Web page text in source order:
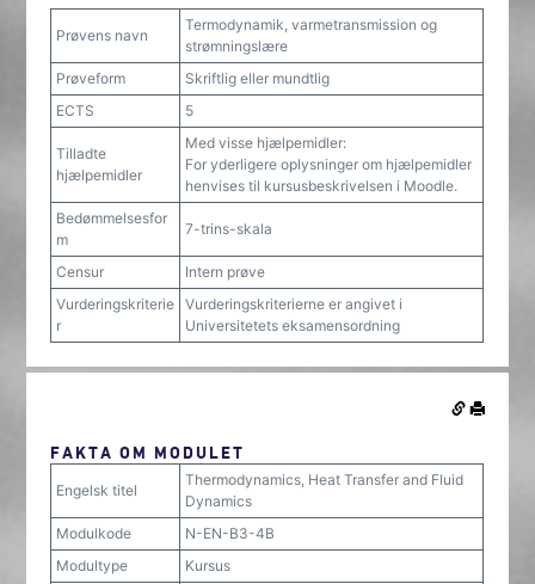
Prøvens navn
Termodynamik, varmetransmission og
strømningslære
Prøveform
Skriftlig eller mundtlig
ECTS
5
Tilladte
hjælpemidler
Med visse hjælpemidler:
For yderligere oplysninger om hjælpemidler
henvises til kursusbeskrivelsen i Moodle.
Bedømmelsesfor
m
7-trins-skala
Censur
Intern prøve
Vurderingskriterie
r
Vurderingskriterierne er angivet i
Universitetets eksamensordning
FAKTA OM MODULET
Engelsk titel
Thermodynamics, Heat Transfer and Fluid
Dynamics
Modulkode
N-EN-B3-4B
Modultype
Kursus